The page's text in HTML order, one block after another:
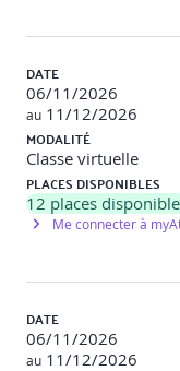
DEMI-JOURNEE 5 –
Présentation et
leurs apports,
Application
scénario type.
Activités : carte
par groupes
DATE
06/11/2026
au 11/12/2026
MODALITÉ
Classe virtuelle
PLACES DISPONIBLES
12 places
Me connecter à
DATE
06/11/2026
au 11/12/2026